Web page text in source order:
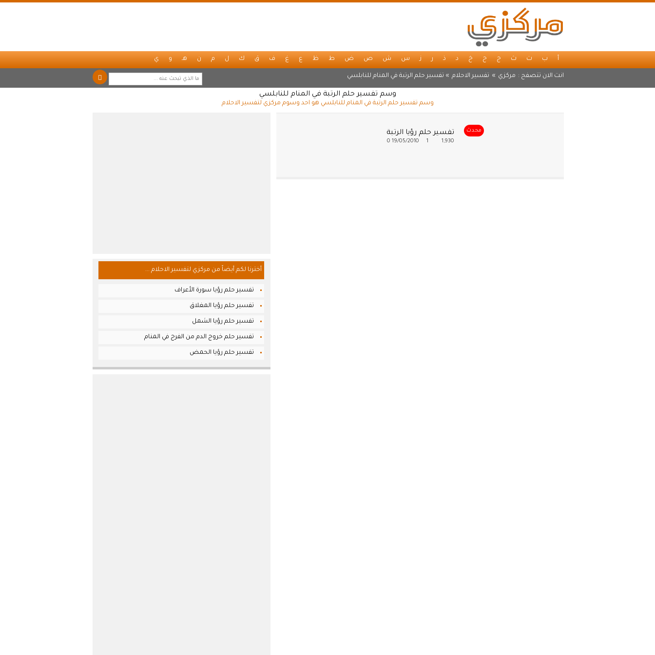
أ ب ت ث ج ح خ د ذ ر ز س ش ص ض ط ظ ع غ ف ق ك ل م ن هـ و ي
انت الان تتصفح : مركزي » تفسير الاحلام » تفسير حلم الرتبة في المنام للنابلسي
وسم تفسير حلم الرتبة في المنام للنابلسي
وسم تفسير حلم الرتبة في المنام للنابلسي هو احد وسوم مركزي لتفسير الاحلام
محدث تفسير حلم رؤيا الرتبة
1,930
19/05/2010
0
أخترنا لكم أيضاً من مركزي لتفسير الاحلام ...
تفسير حلم رؤيا سورة الأعراف
تفسير حلم رؤيا المغلاق
تفسير حلم رؤيا الشمل
تفسير حلم خروج الدم من الفرج في المنام
تفسير حلم رؤيا الحمض